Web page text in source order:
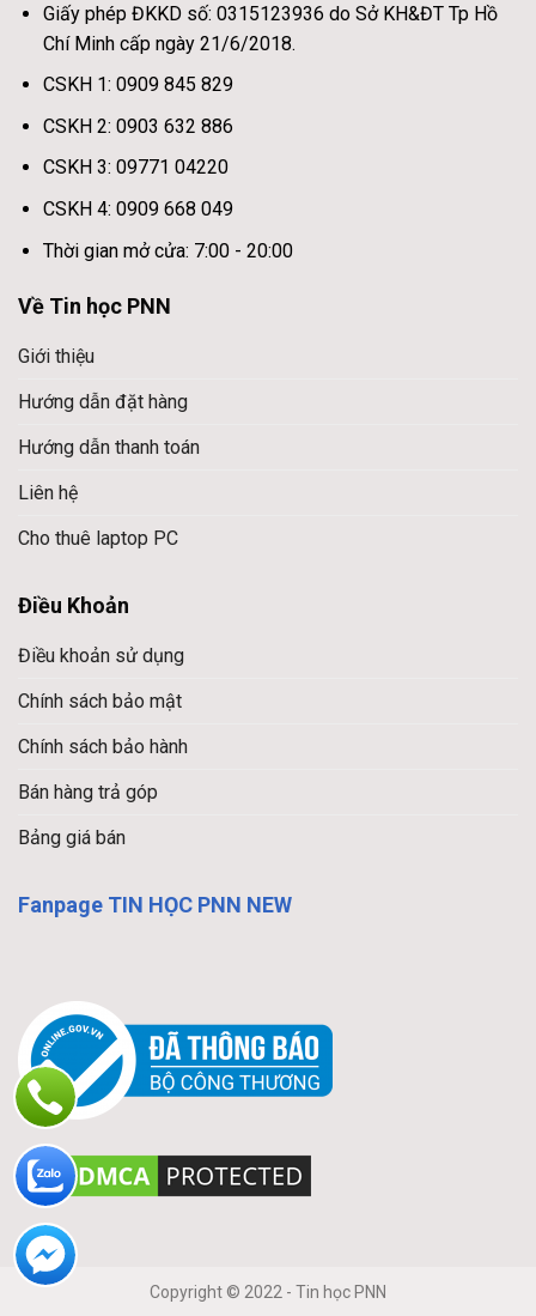
Giấy phép ĐKKD số: 0315123936 do Sở KH&ĐT Tp Hồ
Chí Minh cấp ngày 21/6/2018.
CSKH 1: 0909 845 829
CSKH 2: 0903 632 886
CSKH 3: 09771 04220
CSKH 4: 0909 668 049
Thời gian mở cửa: 7:00 - 20:00
Về Tin học PNN
Giới thiệu
Hướng dẫn đặt hàng
Hướng dẫn thanh toán
Liên hệ
Cho thuê laptop PC
Điều Khoản
Điều khoản sử dụng
Chính sách bảo mật
Chính sách bảo hành
Bán hàng trả góp
Bảng giá bán
Fanpage TIN HỌC PNN NEW
Copyright © 2022 - Tin học PNN